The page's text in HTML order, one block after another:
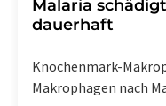
Malaria
dauerhaft
Knochenmark-
Makrophagen nach